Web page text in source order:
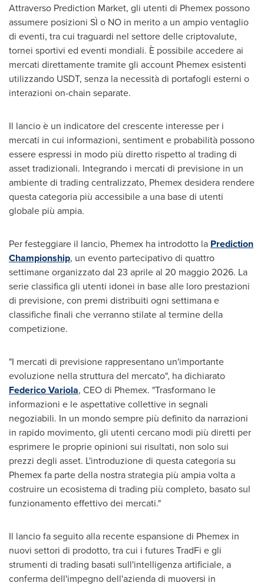
Attraverso Prediction Market, gli utenti di Phemex possono
assumere posizioni SÌ o NO in merito a un ampio ventaglio
di eventi, tra cui traguardi nel settore delle criptovalute,
tornei sportivi ed eventi mondiali. È possibile accedere ai
mercati direttamente tramite gli account Phemex esistenti
utilizzando USDT, senza la necessità di portafogli esterni o
interazioni on-chain separate.
Il lancio è un indicatore del crescente interesse per i
mercati in cui informazioni, sentiment e probabilità possono
essere espressi in modo più diretto rispetto al trading di
asset tradizionali. Integrando i mercati di previsione in un
ambiente di trading centralizzato, Phemex desidera rendere
questa categoria più accessibile a una base di utenti
globale più ampia.
Per festeggiare il lancio, Phemex ha introdotto la Prediction
Championship, un evento partecipativo di quattro
settimane organizzato dal 23 aprile al 20 maggio 2026. La
serie classifica gli utenti idonei in base alle loro prestazioni
di previsione, con premi distribuiti ogni settimana e
classifiche finali che verranno stilate al termine della
competizione.
"I mercati di previsione rappresentano un'importante
evoluzione nella struttura del mercato", ha dichiarato
Federico Variola, CEO di Phemex. "Trasformano le
informazioni e le aspettative collettive in segnali
negoziabili. In un mondo sempre più definito da narrazioni
in rapido movimento, gli utenti cercano modi più diretti per
esprimere le proprie opinioni sui risultati, non solo sui
prezzi degli asset. L'introduzione di questa categoria su
Phemex fa parte della nostra strategia più ampia volta a
costruire un ecosistema di trading più completo, basato sul
funzionamento effettivo dei mercati."
Il lancio fa seguito alla recente espansione di Phemex in
nuovi settori di prodotto, tra cui i futures TradFi e gli
strumenti di trading basati sull'intelligenza artificiale, a
conferma dell'impegno dell'azienda di muoversi in